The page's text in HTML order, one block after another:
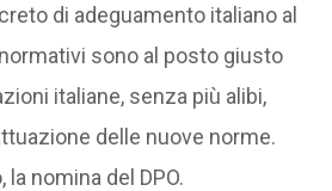
di adeguamento italiano al
sono al posto giusto
italiane, senza più alibi,
delle nuove norme.
nomina del DPO.